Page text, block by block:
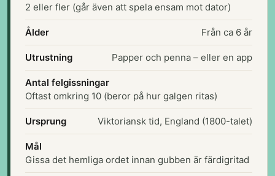
2 eller fler (går även att spela ensam mot dator)
Ålder Från ca 6 år
Utrustning Papper och penna – eller en app
Antal felgissningar
Oftast omkring 10 (beror på hur galgen ritas)
Ursprung Viktoriansk tid, England (1800-talet)
Mål
Gissa det hemliga ordet innan gubben är färdigritad